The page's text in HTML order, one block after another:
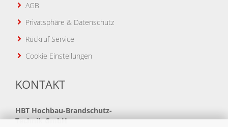
AGB
Privatsphäre & Datenschutz
Rückruf Service
Cookie Einstellungen
KONTAKT
HBT Hochbau-Brandschutz-
Technik GmbH